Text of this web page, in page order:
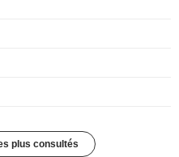
plus consultés